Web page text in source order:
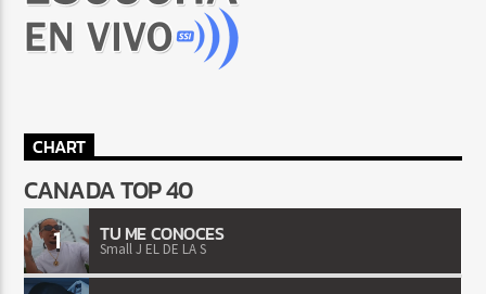
CHART
CANADA TOP 40
1 TU ME CONOCES
Small J EL DE LA S